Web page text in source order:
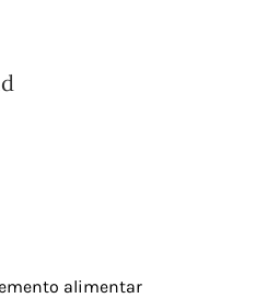
alimentar